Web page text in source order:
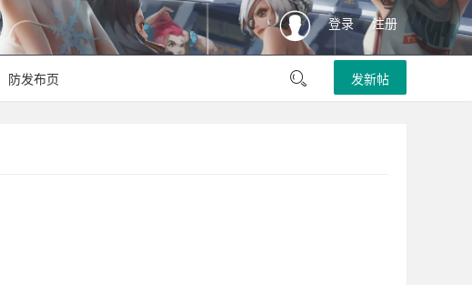
登录 注册
防发布页 发新帖